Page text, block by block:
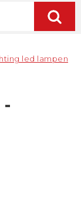
led lampen